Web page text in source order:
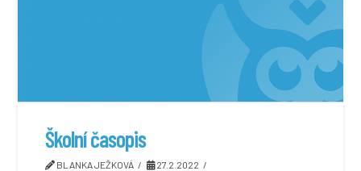
Školní časopis
BLANKA JEŽKOVÁ
27.2.2022